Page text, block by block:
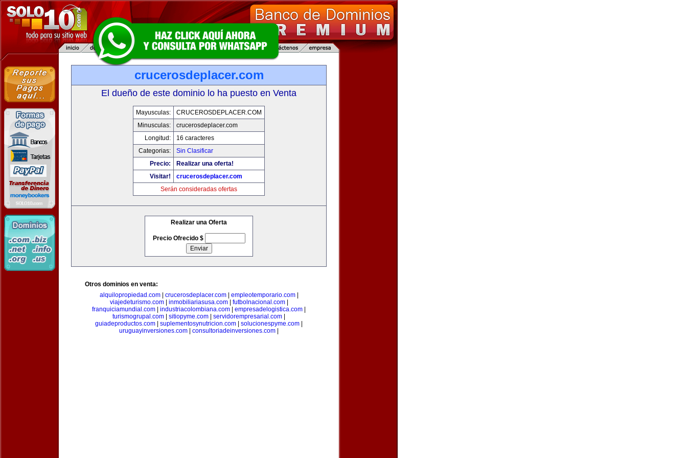
crucerosdeplacer.com
El dueño de este dominio lo ha puesto en Venta
Mayusculas:
CRUCEROSDEPLACER.COM
Minusculas:
crucerosdeplacer.com
Longitud:
16 caracteres
Categorias:
Sin Clasificar
Precio:
Realizar una oferta!
Visitar!
crucerosdeplacer.com
Serán consideradas ofertas
Realizar una Oferta
Precio Ofrecido $
Otros dominios en venta:
alquilopropiedad.com| crucerosdeplacer.com| empleotemporario.com|
viajedeturismo.com| inmobiliariasusa.com| futbolnacional.com|
franquiciamundial.com
industriacolombiana.com empresadelogistica.com
turismogrupal.com
sitiopyme.com servidorempresarial.com
guiadeproductos.com
suplementosynutricion.com solucionespyme.com
uruguayinversiones.com
consultoriadeinversiones.com